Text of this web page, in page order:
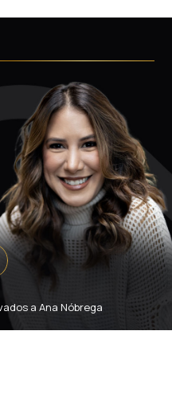
a Ana Nóbrega